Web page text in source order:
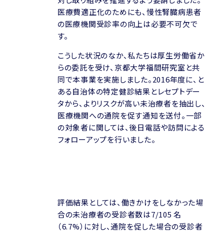
医療費適正化のためにも、慢性腎臓病患者
の医療機関受診率の向上は必要不可欠で
す。
こうした状況のなか、私たちは厚生労働省か
らの委託を受け、京都大学福間研究室と共
同で本事業を実施しました。2016年度に、と
ある自治体の特定健診結果とレセプトデー
タから、よりリスクが高い未治療者を抽出し、
医療機関への通院を促す通知を送付。一部
の対象者に関しては、後日電話や訪問による
フォローアップを行いました。
評価結果としては、働きかけをしなかった場
合の未治療者の受診者数は7/105 名
（6.7%）に対し、通院を促した場合の受診者